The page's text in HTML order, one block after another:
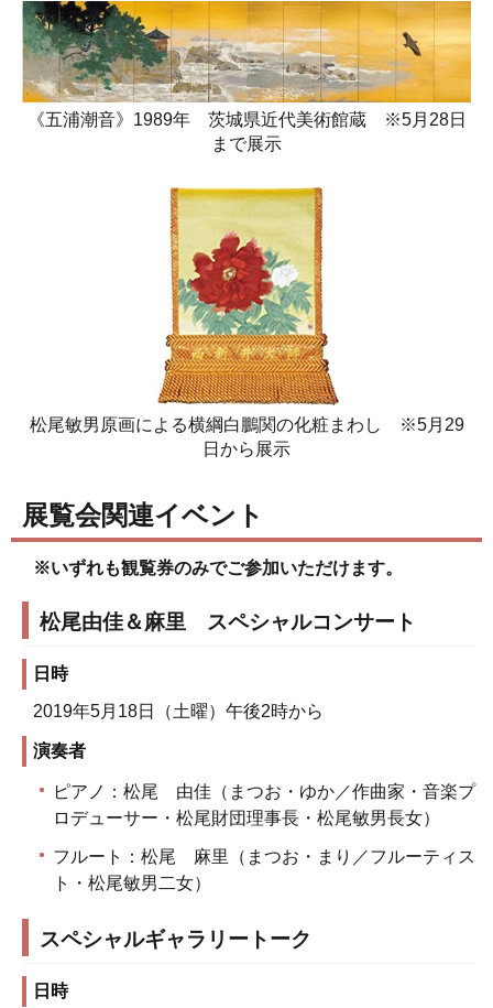
《五浦潮音》1989年 茨城県近代美術館蔵 ※5月28日
まで展示
松尾敏男原画による横綱白鵬関の化粧まわし ※5月29
日から展示
展覧会関連イベント
※いずれも観覧券のみでご参加いただけます。
松尾由佳＆麻里 スペシャルコンサート
日時
2019年5月18日（土曜）午後2時から
演奏者
ピアノ：松尾 由佳（まつお・ゆか／作曲家・音楽プ
ロデューサー・松尾財団理事長・松尾敏男長女）
フルート：松尾 麻里（まつお・まり／フルーティス
ト・松尾敏男二女）
スペシャルギャラリートーク
日時